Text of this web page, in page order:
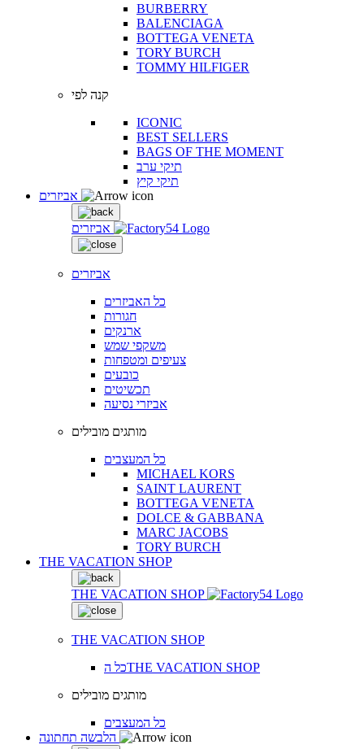
BURBERRY
BALENCIAGA
BOTTEGA VENETA
TORY BURCH
TOMMY HILFIGER
קנה לפי
ICONIC
BEST SELLERS
BAGS OF THE MOMENT
תיקי ערב
תיקי קיץ
אביזרים
אביזרים
כל האביזרים
חגורות
ארנקים
משקפי שמש
צעיפים ומטפחות
כובעים
תכשיטים
אביזרי נסיעה
מותגים מובילים
כל המעצבים
MICHAEL KORS
SAINT LAURENT
BOTTEGA VENETA
DOLCE & GABBANA
MARC JACOBS
TORY BURCH
THE VACATION SHOP
THE VACATION SHOP
THE VACATION SHOP
כל הTHE VACATION SHOP
מותגים מובילים
כל המעצבים